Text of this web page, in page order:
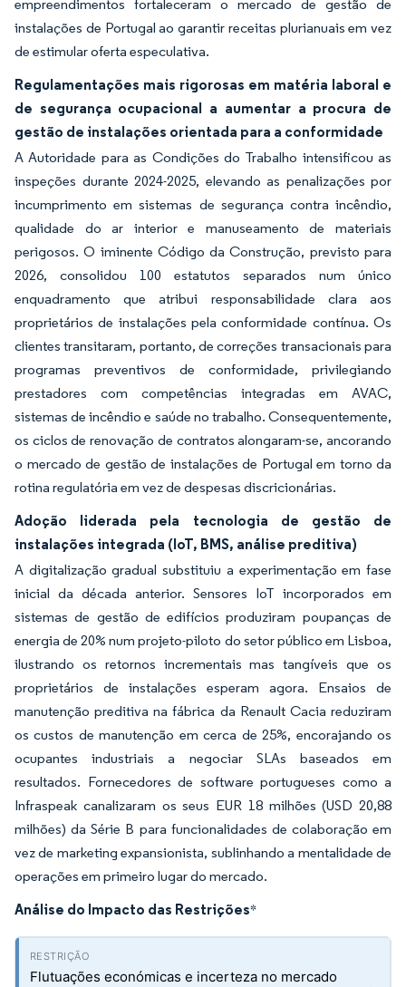
empreendimentos fortaleceram o mercado de gestão de
instalações de Portugal ao garantir receitas plurianuais em vez
de estimular oferta especulativa.
Regulamentações mais rigorosas em matéria laboral e
de segurança ocupacional a aumentar a procura de
gestão de instalações orientada para a conformidade
A Autoridade para as Condições do Trabalho intensificou as
inspeções durante 2024-2025, elevando as penalizações por
incumprimento em sistemas de segurança contra incêndio,
qualidade do ar interior e manuseamento de materiais
perigosos. O iminente Código da Construção, previsto para
2026, consolidou 100 estatutos separados num único
enquadramento que atribui responsabilidade clara aos
proprietários de instalações pela conformidade contínua. Os
clientes transitaram, portanto, de correções transacionais para
programas preventivos de conformidade, privilegiando
prestadores com competências integradas em AVAC,
sistemas de incêndio e saúde no trabalho. Consequentemente,
os ciclos de renovação de contratos alongaram-se, ancorando
o mercado de gestão de instalações de Portugal em torno da
rotina regulatória em vez de despesas discricionárias.
Adoção liderada pela tecnologia de gestão de
instalações integrada (IoT, BMS, análise preditiva)
A digitalização gradual substituiu a experimentação em fase
inicial da década anterior. Sensores IoT incorporados em
sistemas de gestão de edifícios produziram poupanças de
energia de 20% num projeto-piloto do setor público em Lisboa,
ilustrando os retornos incrementais mas tangíveis que os
proprietários de instalações esperam agora. Ensaios de
manutenção preditiva na fábrica da Renault Cacia reduziram
os custos de manutenção em cerca de 25%, encorajando os
ocupantes industriais a negociar SLAs baseados em
resultados. Fornecedores de software portugueses como a
Infraspeak canalizaram os seus EUR 18 milhões (USD 20,88
milhões) da Série B para funcionalidades de colaboração em
vez de marketing expansionista, sublinhando a mentalidade de
operações em primeiro lugar do mercado.
Análise do Impacto das Restrições*
Flutuações económicas e incerteza no mercado